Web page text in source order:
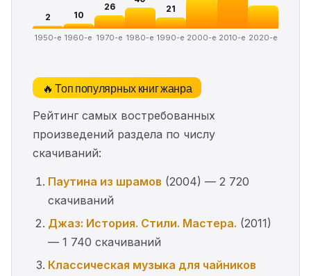
2
1950-е
10
1960-е
26
1970-е 1980-е
21
1990-е 2000-е 2010-е 2020-е
🔥 Топ популярных книг жанра
Рейтинг самых востребованных
произведений раздела по числу
скачиваний:
Паутина из шрамов (2004) — 2 720
скачиваний
Джаз: История. Стили. Мастера. (2011)
— 1 740 скачиваний
Классическая музыка для чайников